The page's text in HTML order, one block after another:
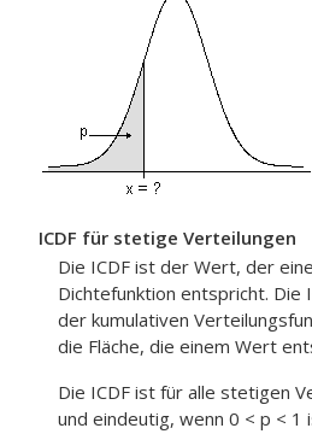
ICDF für stetige Verteilungen
Die ICDF ist der Wert, der
Dichtefunktion entspricht. Die
der kumulativen
die Fläche, die einem Wert
Die ICDF ist für alle stetigen
und eindeutig, wenn 0 < p < 1